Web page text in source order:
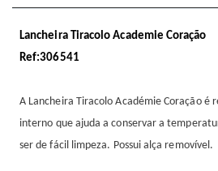
Lancheira Tiracolo Academie Coração
Ref:306541
A Lancheira Tiracolo Académie Coração é
interno que ajuda a conservar a
ser de fácil limpeza. Possui alça removível.